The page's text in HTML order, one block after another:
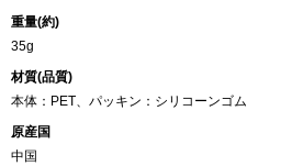
重量(約)
35g
材質(品質)
本体：PET、パッキン：シリコーンゴム
原産国
中国